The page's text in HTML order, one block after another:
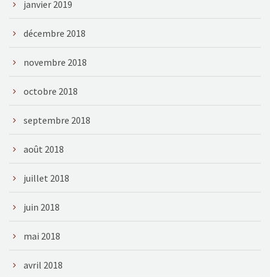
janvier 2019
décembre 2018
novembre 2018
octobre 2018
septembre 2018
août 2018
juillet 2018
juin 2018
mai 2018
avril 2018